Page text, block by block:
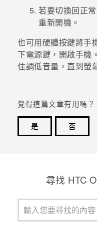
若要切換回正
重新開機。
也可用硬體按鍵將手
下電源鍵，開啟手機
住調低音量 ，直到螢
覺得這篇文章有用嗎？
是
否
尋找 HTC